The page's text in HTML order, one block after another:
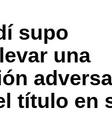
supo
una
título en